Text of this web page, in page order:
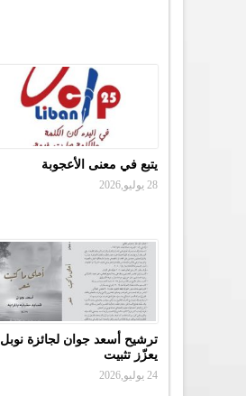
يتبع في معنى الأعجوبة
28 يوليو,2026
ترشيح أسعد جوان لجائزة نوبل
يعزّز تثبيت
24 يوليو,2026